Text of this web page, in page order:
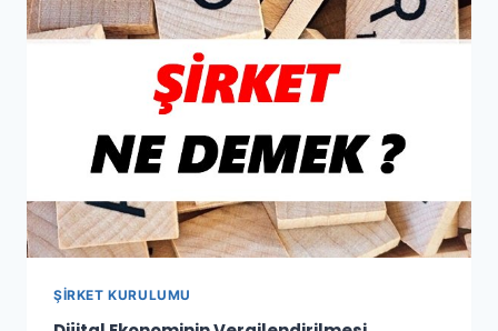
MEVZUATI
YÖNÜNDEN
DEĞERLENDIRILMESI
ŞIRKET KURULUMU